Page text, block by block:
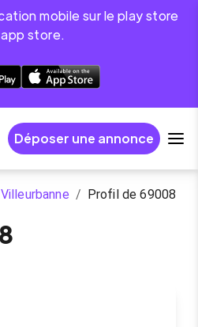
mobile sur le play store
store.
Déposer une annonce
Villeurbanne / Profil de 69008